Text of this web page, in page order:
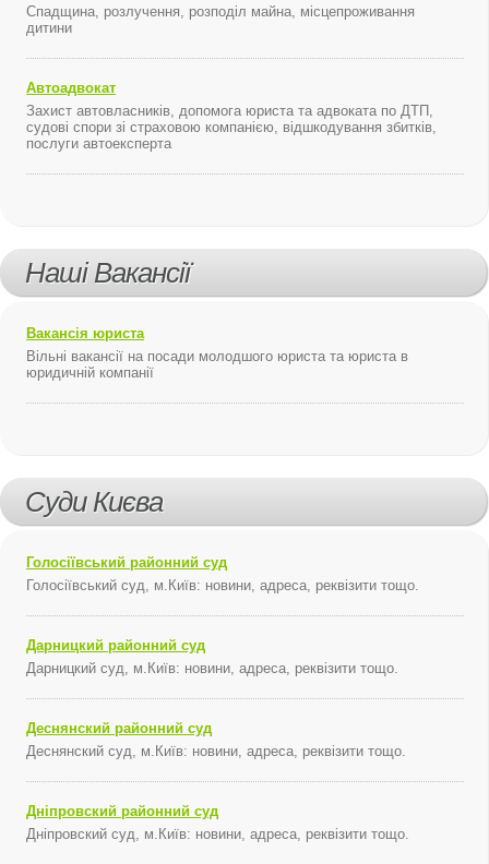
Спадщина, розлучення, розподіл майна, місцепроживання
дитини
Автоадвокат
Захист автовласників, допомога юриста та адвоката по ДТП,
судові спори зі страховою компанією, відшкодування збитків,
послуги автоексперта
Наші Вакансії
Вакансія юриста
Вільні вакансії на посади молодшого юриста та юриста в
юридичній компанії
Суди Києва
Голосіївський районний суд
Голосіївський суд, м.Київ: новини, адреса, реквізити тощо.
Дарницкий районний суд
Дарницкий суд, м.Київ: новини, адреса, реквізити тощо.
Деснянский районний суд
Деснянский суд, м.Київ: новини, адреса, реквізити тощо.
Дніпровский районний суд
Дніпровский суд, м.Київ: новини, адреса, реквізити тощо.